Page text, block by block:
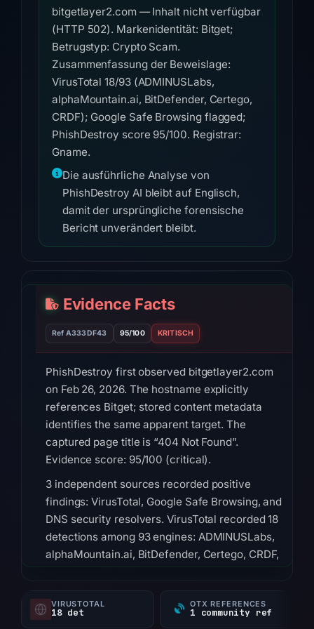
bitgetlayer2.com — Inhalt nicht verfügbar
(HTTP 502). Markenidentität: Bitget;
Betrugstyp: Crypto Scam.
Zusammenfassung der Beweislage:
VirusTotal 18/93 (ADMINUSLabs,
alphaMountain.ai, BitDefender, Certego,
CRDF); Google Safe Browsing flagged;
PhishDestroy score 95/100. Registrar:
Gname.
Die ausführliche Analyse von
PhishDestroy AI bleibt auf Englisch,
damit der ursprüngliche forensische
Bericht unverändert bleibt.
Evidence Facts
Ref A333DF43 95/100 KRITISCH
PhishDestroy first observed bitgetlayer2.com
on Feb 26, 2026. The hostname explicitly
references Bitget; stored content metadata
identifies the same apparent target. The
captured page title is “404 Not Found”.
Evidence score: 95/100 (critical).
3 independent sources recorded positive
findings: VirusTotal, Google Safe Browsing, and
DNS security resolvers. VirusTotal recorded 18
detections among 93 engines: ADMINUSLabs,
alphaMountain.ai, BitDefender, Certego, CRDF,
domain: Social Engineering on Mar 2, 2026 at
20:49 UTC. DNS security checks returned 4
VIRUSTOTAL
18 det
OTX REFERENCES
1 community ref